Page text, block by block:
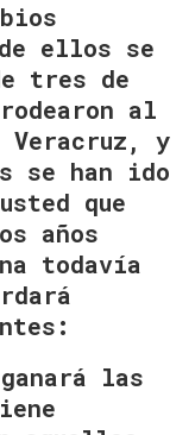
de ellos se
tres de
al
y
se han ido
que
años
todavía
las